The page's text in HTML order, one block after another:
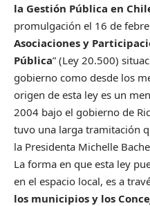
la Gestión Pública en
promulgación el 16 de
Asociaciones y
Pública” (Ley 20.500)
gobierno como desde los
origen de esta ley es un
2004 bajo el gobierno de
tuvo una larga tramitación
la Presidenta Michelle
La forma en que esta ley
en el espacio local, es a
los municipios y los